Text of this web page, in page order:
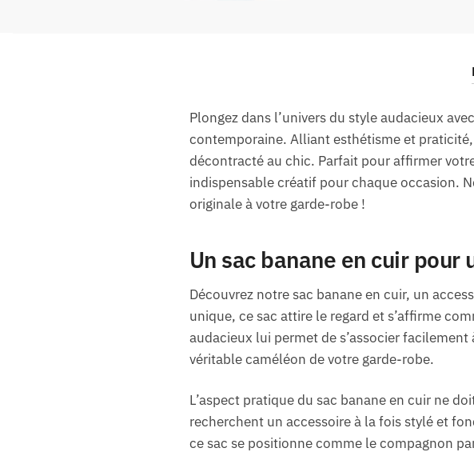
Plongez dans l’univers du style audacieux
contemporaine. Alliant esthétisme et
décontracté au chic. Parfait pour affirmer
indispensable créatif pour chaque occasion.
originale à votre garde-robe !
Un sac banane en cuir pour
Découvrez notre sac banane en cuir, un
unique, ce sac attire le regard et s’affirme
audacieux lui permet de s’associer
véritable caméléon de votre garde-robe.
L’aspect pratique du sac banane en cuir ne
recherchent un accessoire à la fois stylé et
ce sac se positionne comme le compagnon